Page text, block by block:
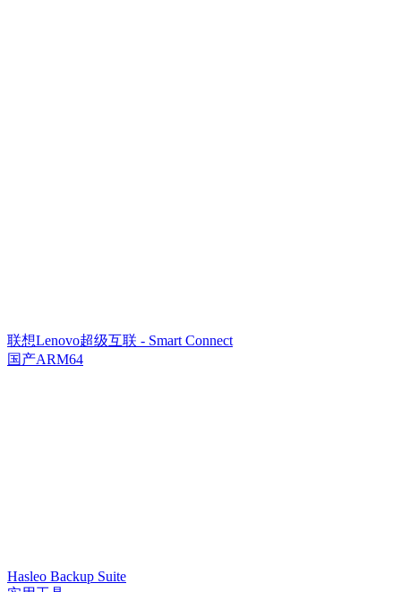
联想Lenovo超级互联 - Smart Connect
国产ARM64
Hasleo Backup Suite